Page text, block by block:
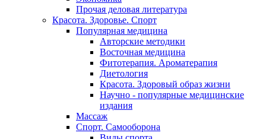
Прочая деловая литература
Красота. Здоровье. Спорт
Популярная медицина
Авторские методики
Восточная медицина
Фитотерапия. Ароматерапия
Диетология
Красота. Здоровый образ жизни
Научно - популярные медицинские
издания
Массаж
Спорт. Самооборона